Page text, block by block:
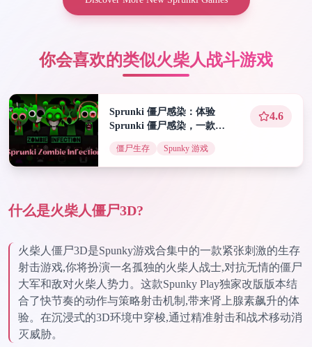
你会喜欢的类似火柴人战斗游戏
Sprunki 僵尸感染：体验
Sprunki 僵尸感染，一款
4.6
僵尸生存 Spunky 游戏
什么是火柴人僵尸3D?
火柴人僵尸3D是Spunky游戏合集中的一款紧张刺激的生存
射击游戏,你将扮演一名孤独的火柴人战士,对抗无情的僵尸
大军和敌对火柴人势力。这款Spunky Play独家改版版本结
合了快节奏的动作与策略射击机制,带来肾上腺素飙升的体
验。在沉浸式的3D环境中穿梭,通过精准射击和战术移动消
灭威胁。